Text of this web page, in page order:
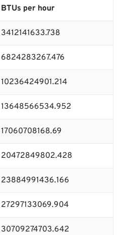
BTUs per hour
3412141633.738
6824283267.476
10236424901.214
13648566534.952
17060708168.69
20472849802.428
23884991436.166
27297133069.904
30709274703.642